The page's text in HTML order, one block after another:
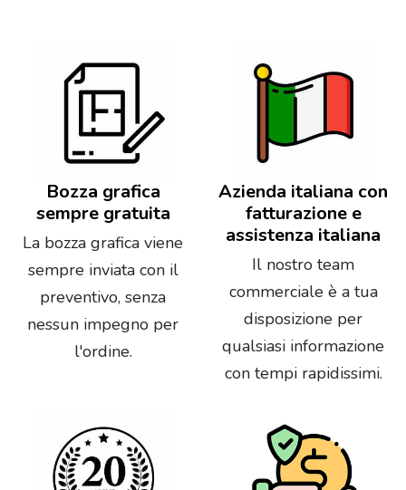
Bozza grafica
sempre gratuita
La bozza grafica viene
sempre inviata con il
preventivo, senza
nessun impegno per
l'ordine.
Azienda italiana con
fatturazione e
assistenza italiana
Il nostro team
commerciale è a tua
disposizione per
qualsiasi informazione
con tempi rapidissimi.